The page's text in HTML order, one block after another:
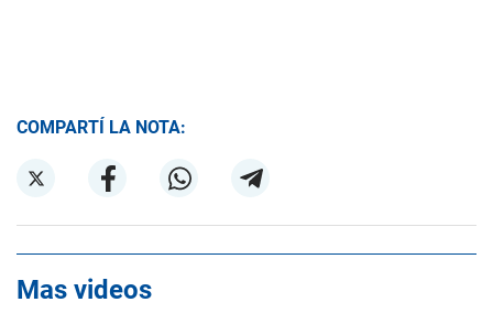
COMPARTÍ LA NOTA:
Mas videos